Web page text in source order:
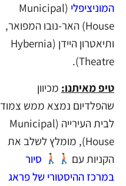
המוניציפלי (Municipal
House) האר-נובו המפואר,
ותיאטרון היידן (Hybernia
Theatre).
טיפ מאיתנו: מכיוון
שהפלדיום נמצא ממש צמוד
לבית העירייה (Municipal
House), מומלץ לשלב את
הקניות עם
סיור
במרכז ההיסטורי של פראג